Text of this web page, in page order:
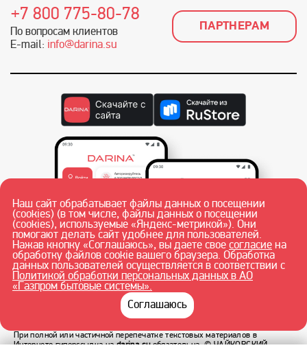
+7 800 775-80-78
По вопросам клиентов
E-mail: info@darina.su
ПАРТНЕРАМ
При полной или частичной перепечатке текстовых материалов в
Интернете гиперссылка наdarina.suобязательна.© ЧАЙКОВСКИЙ
Наш сайт обрабатывает файлы данных о посещении
(cookies) (в том числе, файлы данных о посещении
(cookies), используемые «Яндекс-метрикой»). Они
помогают делать сайт удобнее для пользователей.
Нажав кнопку «Соглашаюсь», вы даете свое согласие на
обработку файлов cookie вашего браузера. Обработка
данных пользователей осуществляется в соответствии с
Политикой обработки персональных данных в АО
«Газпром бытовые системы».
Соглашаюсь